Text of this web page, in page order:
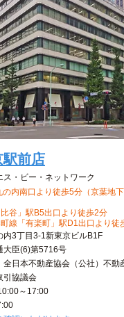
駿河台キャンパス／歯学部)
武10分）→御茶ノ水
武線8分）→御茶ノ水
クール・オブ・ビジネス
線8分）→御茶ノ水
前店
・ビー・ネットワーク
内南口より徒歩5分（京葉地
谷」駅B5出口より徒歩2分
線「有楽町」駅D1出口より徒
内3丁目3-1新東京ビルB1F
大臣(6)第5716号
日本不動産協会（公社）不動
引協議会
～17:00